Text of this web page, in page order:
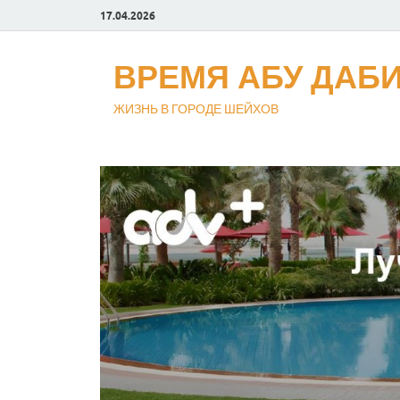
17.04.2026
ВРЕМЯ АБУ
ЖИЗНЬ В ГОРОДЕ ШЕЙХОВ